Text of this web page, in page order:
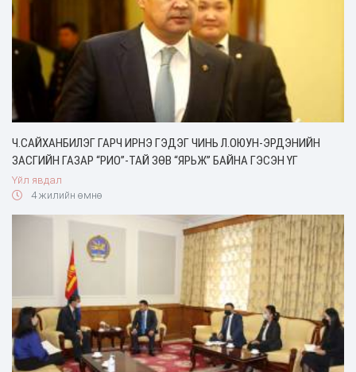
Ч.САЙХАНБИЛЭГ ГАРЧ ИРНЭ ГЭДЭГ ЧИНЬ Л.ОЮУН-ЭРДЭНИЙН
ЗАСГИЙН ГАЗАР “РИО”-ТАЙ ЗӨВ “ЯРЬЖ” БАЙНА ГЭСЭН ҮГ
Үйл явдал
4 жилийн өмнө